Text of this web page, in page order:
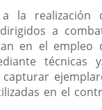
la realización
a
en el empleo
técnicas
en el